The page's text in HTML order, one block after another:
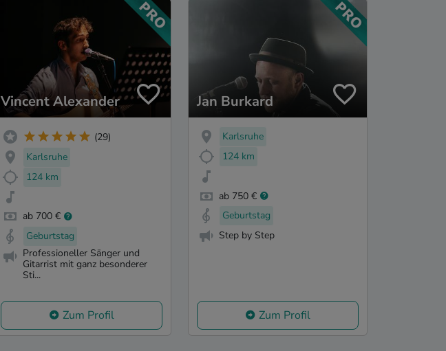
Vincent Alexander
(29)
Karlsruhe
124 km
ab 700 €
Geburtstag
Professioneller Sänger und
Gitarrist mit ganz besonderer
Sti...
Zum Profil
Jan Burkard
Karlsruhe
124 km
ab 750 €
Geburtstag
Step by Step
Zum Profil